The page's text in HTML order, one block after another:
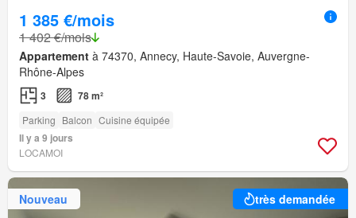
1 385 €/mois
1 402 €/mois
Appartement à 74370, Annecy, Haute-Savoie, Auvergne-
Rhône-Alpes
3 78 m²
Parking Balcon Cuisine équipée
Il y a 9 jours
LOCAMOI
Nouveau très demandée